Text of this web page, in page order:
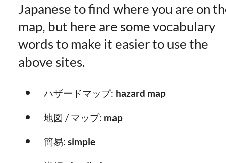
Japanese to find where you are on
map, but here are some vocabulary
words to make it easier to use the
above sites.
ハザードマップ: hazard map
地図 / マップ: map
簡易: simple